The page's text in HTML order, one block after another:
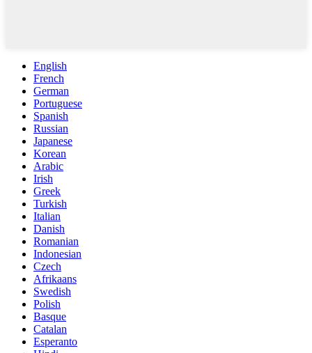
English
French
German
Portuguese
Spanish
Russian
Japanese
Korean
Arabic
Irish
Greek
Turkish
Italian
Danish
Romanian
Indonesian
Czech
Afrikaans
Swedish
Polish
Basque
Catalan
Esperanto